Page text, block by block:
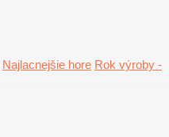
Najlacnejšie hore Rok výroby -